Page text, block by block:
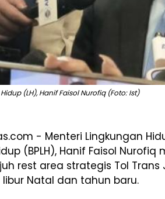
(LH), Hanif Faisol Nurofiq (Foto: Ist)
- Menteri Lingkungan
(BPLH), Hanif Faisol Nurofiq
rest area strategis Tol Trans
libur Natal dan tahun baru.